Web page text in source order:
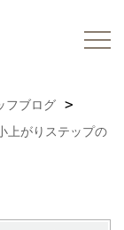
フブログ
上がりステップの